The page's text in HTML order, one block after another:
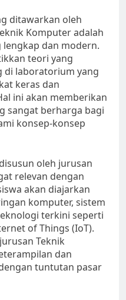
ditawarkan oleh
Komputer adalah
dan modern.
teori yang
di laboratorium yang
keras dan
ini akan memberikan
sangat berharga bagi
konsep-konsep
oleh jurusan
relevan dengan
akan diajarkan
komputer, sistem
terkini seperti
of Things (IoT).
Teknik
dan
tuntutan pasar